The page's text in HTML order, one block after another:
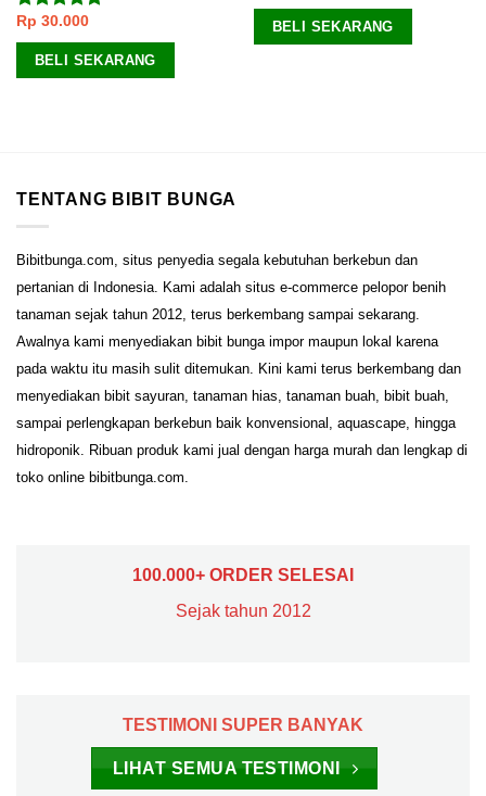
Dinilai4.60
dari 5
Rp 30.000
BELI SEKARANG
BELI SEKARANG
TENTANG BIBIT BUNGA
Bibitbunga.com, situs penyedia segala kebutuhan berkebun dan
pertanian di Indonesia. Kami adalah situs e-commerce pelopor benih
tanaman sejak tahun 2012, terus berkembang sampai sekarang.
Awalnya kami menyediakan bibit bunga impor maupun lokal karena
pada waktu itu masih sulit ditemukan. Kini kami terus berkembang dan
menyediakan bibit sayuran, tanaman hias, tanaman buah, bibit buah,
sampai perlengkapan berkebun baik konvensional, aquascape, hingga
hidroponik. Ribuan produk kami jual dengan harga murah dan lengkap di
toko online bibitbunga.com.
100.000+ ORDER SELESAI
Sejak tahun 2012
TESTIMONI SUPER BANYAK
LIHAT SEMUA TESTIMONI